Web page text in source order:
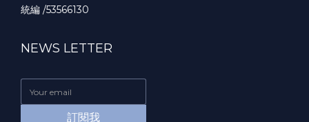
統編 /53566130
NEWS LETTER
訂閱我